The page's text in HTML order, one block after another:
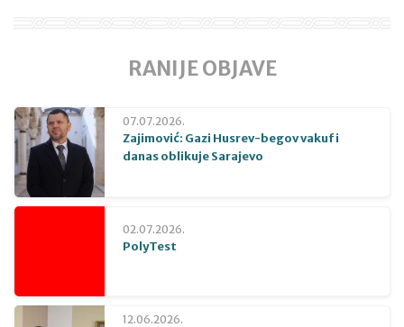
RANIJE OBJAVE
07.07.2026.
Zajimović: Gazi Husrev-begov vakuf i
danas oblikuje Sarajevo
02.07.2026.
PolyTest
12.06.2026.